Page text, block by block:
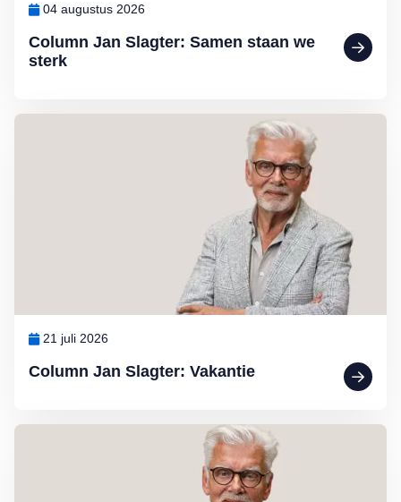
Column Jan Slagter: Samen staan we
sterk
04 augustus 2026
Column Jan Slagter: Vakantie
21 juli 2026
Lees meer over Column Jan Slagter: Vakantie
Lees meer over Column Jan Slagter: Marjan Berk